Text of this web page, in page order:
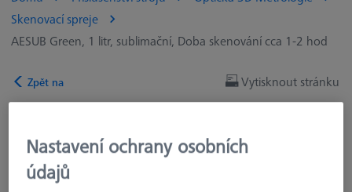
Skenovací spreje
AESUB Green, 1 litr, sublimační, Doba skenování cca 1-2 hod
Vytisknout stránku
Zpět na
Nastavení ochrany osobních
údajů